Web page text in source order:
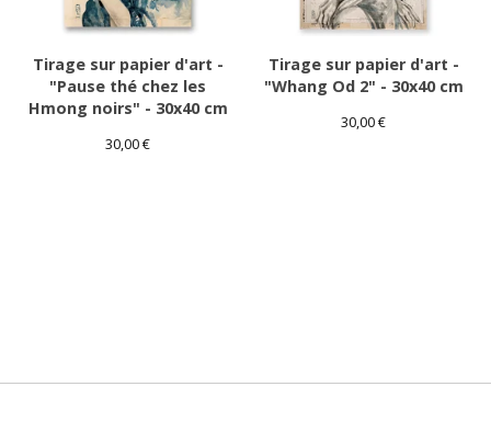
Tirage sur papier d'art -
"Pause thé chez les
Hmong noirs" - 30x40 cm
30,00€
Tirage sur papier d'art -
"Whang Od 2" - 30x40 cm
30,00€